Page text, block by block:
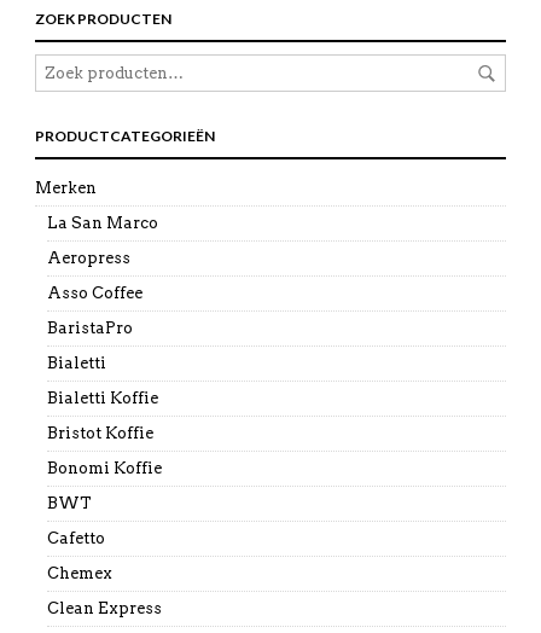
ZOEK PRODUCTEN
PRODUCTCATEGORIEËN
Merken
La San Marco
Aeropress
Asso Coffee
BaristaPro
Bialetti
Bialetti Koffie
Bristot Koffie
Bonomi Koffie
BWT
Cafetto
Chemex
Clean Express